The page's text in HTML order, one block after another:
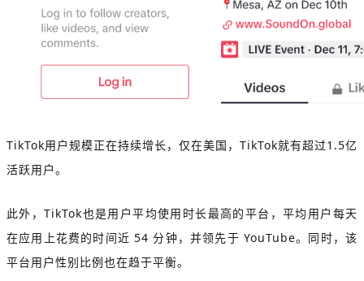
TikTok用户规模正在持续增长，仅在美国，TikTok就有超过1.5亿
活跃用户。
此外，TikTok也是用户平均使用时长最高的平台，平均用户每天
在应用上花费的时间近 54 分钟，并领先于 YouTube。同时，该
平台用户性别比例也在趋于平衡。